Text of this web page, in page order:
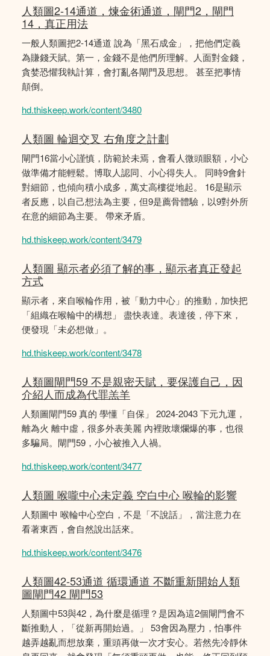
人類圖2-14通道，煉金術通道，閘門2，閘門
14，真正用法
一般人類圖把2-14通道 說為「黑石成金」，把他們定義
為賺錢天賦。第一，金錢不是他們所理解。人面對金錢，
貪婪恐懼我執計算，會打亂各閘門及思想。 甚至把事情
顛倒。
hd.thiskeep.work/content/3480
人類圖 輪迴交叉 右角度之計劃
閘門16當小心謹慎，防範於未焉，會看人微頭眼額，小心
做準備才能輕鬆。博取人認同、小心得失人。 同時9會針
對細節，也傾向積小成多，萬丈高樓從地起。 16是顯示
者反應，以自己想法為主要，但9是薦骨體驗，以9對外所
在意的細節為主要。 帶來矛盾。
hd.thiskeep.work/content/3479
人類圖 顯示者必須了解的事，顯示者真正發起
方式
顯示者，來自喉輪作用，被「動力中心」的推動，加快把
「組織在喉輪中的構想」 盡快表達。表達後，停下來，
便發現「未必想做」。
hd.thiskeep.work/content/3478
人類圖閘門59 不是親密天賦，要保護自己，因
介紹人而成為代罪羔羊
人類圖閘門59 真的 學懂「自保」 2024-2043 下元九運，
離為火 離中虛，很多外表美麗 內裡敗壞爛爆的事，也很
多騙局。閘門59，小心被推入人禍。
hd.thiskeep.work/content/3477
人類圖 喉嚨中心未定義 空白中心 喉輪的影響
人類圖中 喉輪中心空白，不是「不說話」，當注意力在
看著東西，會自然說出話來。
hd.thiskeep.work/content/3476
人類圖42-53通道 循環通道 不斷重新開始人類
圖閘門42 閘門53
人類圖中53與42，為什麼是循理？是因為這2個閘門會不
斷推動人，「從新再開始過。」 53會因為壓力，怕事件
越弄越亂而想放棄，重頭再做一次才安心。若然先冷靜休